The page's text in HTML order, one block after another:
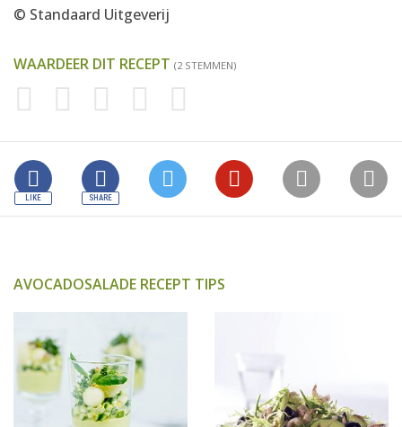
© Standaard Uitgeverij
WAARDEER DIT RECEPT (2 STEMMEN)
AVOCADOSALADE RECEPT TIPS